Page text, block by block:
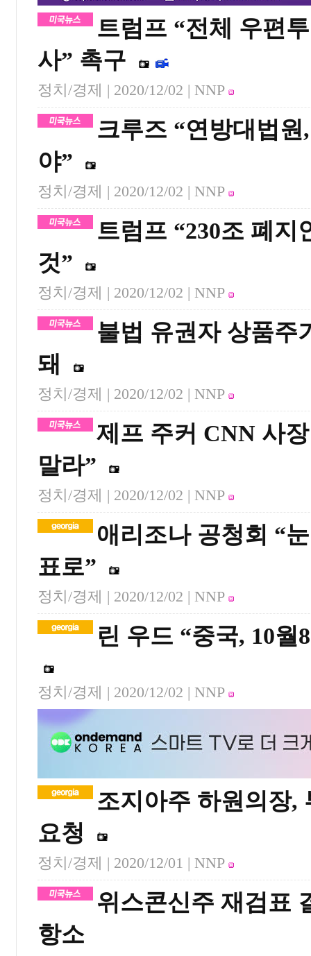
트럼프 “전체 우편
사” 촉구
정치/경제 | 2020/12/02 | NNP
크루즈 “연방대법
야”
정치/경제 | 2020/12/02 | NNP
트럼프 “230조 폐
것”
정치/경제 | 2020/12/02 | NNP
불법 유권자 상품주
돼
정치/경제 | 2020/12/02 | NNP
제프 주커 CNN 사
말라”
정치/경제 | 2020/12/02 | NNP
애리조나 공청회 “
표로”
정치/경제 | 2020/12/02 | NNP
린 우드 “중국, 10월
정치/경제 | 2020/12/02 | NNP
조지아주 하원의장,
요청
정치/경제 | 2020/12/01 | NNP
위스콘신주 재검표
항소